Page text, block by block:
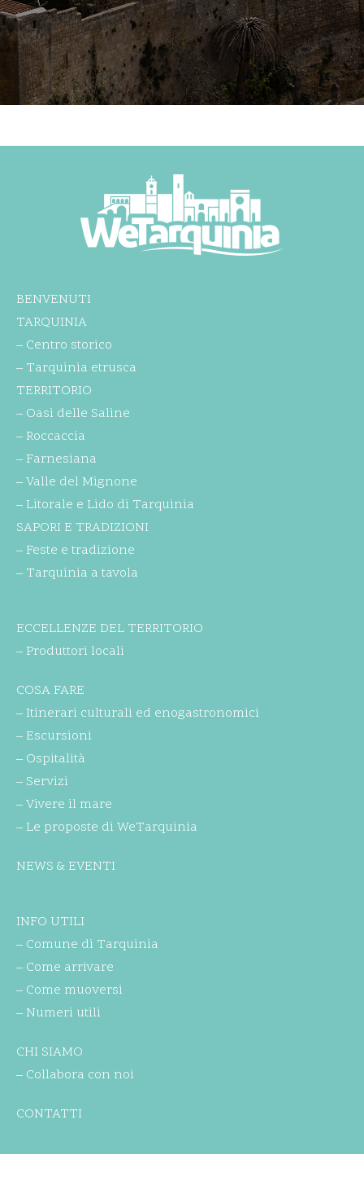
BENVENUTI
TARQUINIA
– Centro storico
– Tarquinia etrusca
TERRITORIO
– Oasi delle Saline
– Roccaccia
– Farnesiana
– Valle del Mignone
– Litorale e Lido di Tarquinia
SAPORI E TRADIZIONI
– Feste e tradizione
– Tarquinia a tavola
ECCELLENZE DEL TERRITORIO
– Produttori locali
COSA FARE
– Itinerari culturali ed enogastronomici
– Escursioni
– Ospitalità
– Servizi
– Vivere il mare
– Le proposte di WeTarquinia
NEWS & EVENTI
INFO UTILI
– Comune di Tarquinia
– Come arrivare
– Come muoversi
– Numeri utili
CHI SIAMO
– Collabora con noi
CONTATTI